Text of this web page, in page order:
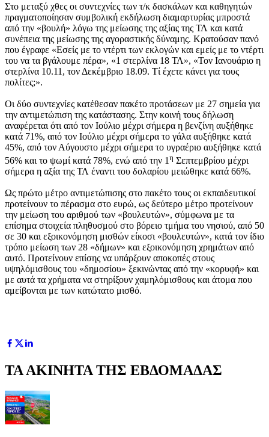
Στο μεταξύ χθες οι συντεχνίες των τ/κ δασκάλων και καθηγητών
πραγματοποίησαν συμβολική εκδήλωση διαμαρτυρίας μπροστά
από την «βουλή» λόγω της μείωσης της αξίας της ΤΛ και κατά
συνέπεια της μείωσης της αγοραστικής δύναμης. Κρατούσαν πανό
που έγραφε «Εσείς με το ντέρτι των εκλογών και εμείς με το ντέρτι
του να τα βγάλουμε πέρα», «1 στερλίνα 18 ΤΛ», «Τον Ιανουάριο η
στερλίνα 10.11, τον Δεκέμβριο 18.09. Τί έχετε κάνει για τους
πολίτες;».
Οι δύο συντεχνίες κατέθεσαν πακέτο προτάσεων με 27 σημεία για
την αντιμετώπιση της κατάστασης. Στην κοινή τους δήλωση
αναφέρεται ότι από τον Ιούλιο μέχρι σήμερα η βενζίνη αυξήθηκε
κατά 71%, από τον Ιούλιο μέχρι σήμερα το γάλα αυξήθηκε κατά
45%, από τον Αύγουστο μέχρι σήμερα το υγραέριο αυξήθηκε κατά
56% και το ψωμί κατά 78%, ενώ από την 1 η Σεπτεμβρίου μέχρι
σήμερα η αξία της ΤΛ έναντι του δολαρίου μειώθηκε κατά 66%.
Ως πρώτο μέτρο αντιμετώπισης στο πακέτο τους οι εκπαιδευτικοί
προτείνουν το πέρασμα στο ευρώ, ως δεύτερο μέτρο προτείνουν
την μείωση του αριθμού των «βουλευτών», σύμφωνα με τα
επίσημα στοιχεία πληθυσμού στο βόρειο τμήμα του νησιού, από 50
σε 30 και εξοικονόμηση μισθών είκοσι «βουλευτών», κατά τον ίδιο
τρόπο μείωση των 28 «δήμων» και εξοικονόμηση χρημάτων από
αυτό. Προτείνουν επίσης να υπάρξουν αποκοπές στους
υψηλόμισθους του «δημοσίου» ξεκινώντας από την «κορυφή» και
με αυτά τα χρήματα να στηρίξουν χαμηλόμισθους και άτομα που
αμείβονται με των κατώτατο μισθό.
ΤΑ ΑΚΙΝΗΤΑ ΤΗΣ ΕΒΔΟΜΑΔΑΣ